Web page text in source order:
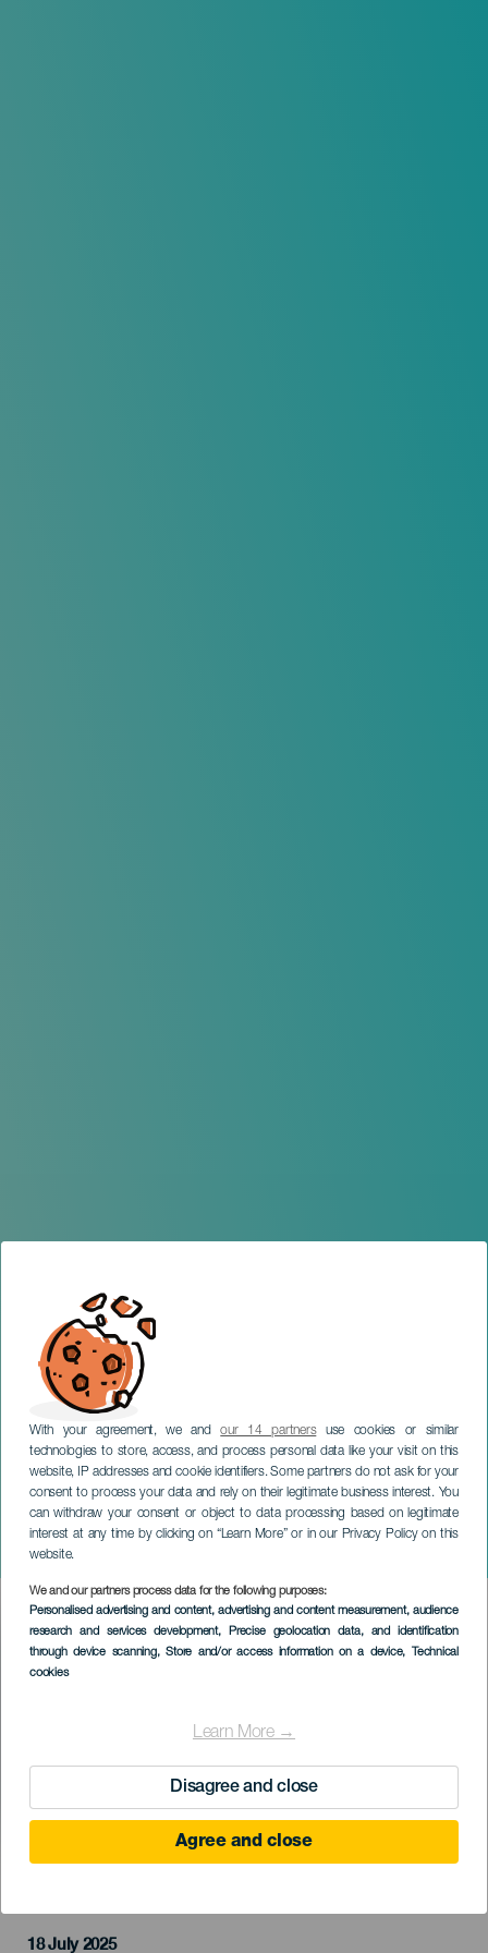
With your agreement, we andour 14 partnersuse cookies or similar
technologies to store, access, and process personal data like your visit on this
website, IP addresses and cookie identifiers. Some partners do not ask for your
consent to process your data and rely on their legitimate business interest. You
can withdraw your consent or object to data processing based on legitimate
interest at any time by clicking on “Learn More” or in our Privacy Policy on this
website.
We and our partners process data for the following purposes:
Personalised advertising and content, advertising and content measurement, audience
research and services development, Precise geolocation data, and identification
through device scanning, Store and/or access information on a device, Technical
cookies
Learn More →
Disagree and close
Agree and close
Petite Lorena: Tremenda
TENERIFE
Imagen
Listado
18 July 2025